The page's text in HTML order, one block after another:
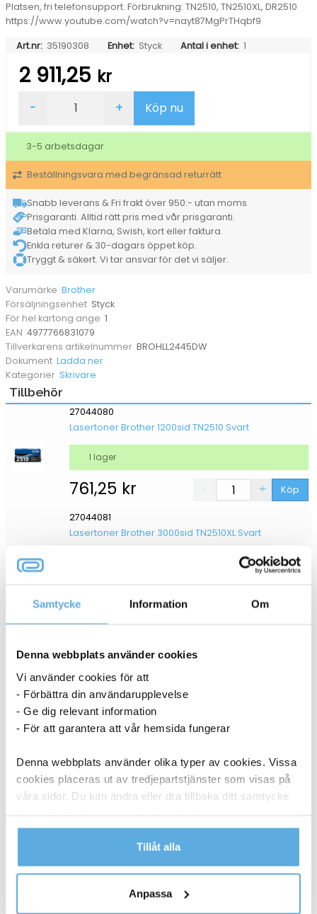
Samtycke Information Om
Denna webbplats använder cookies
Vi använder cookies för att
- Förbättra din användarupplevelse
- Ge dig relevant information
- För att garantera att vår hemsida fungerar
Denna webbplats använder olika typer av cookies. Vissa
cookies placeras ut av tredjepartstjänster som visas på
våra sidor. Du kan ändra eller dra tillbaka ditt samtycke
Läs mer i vår integritetspolicy om vilka vi är, hur du
kontaktar oss och på vilket sätt vi behandlar
Tillåt alla
Anpassa
Platsen, fri telefonsupport. Förbrukning: TN2510, TN2510XL, DR2510
https://www.youtube.com/watch?v=nayt87MgPrTHqbf9
Art.nr: 35190308 Enhet: Styck Antal i enhet: 1
2 911,25 kr
Brother
L2445DW
Mono
mängd
- + Köp nu
3-5 arbetsdagar
Beställningsvara med begränsad returrätt
Snabb leverans & Fri frakt över 950:- utan moms.
Prisgaranti. Alltid rätt pris med vår prisgaranti.
Betala med Klarna, Swish, kort eller faktura.
Enkla returer & 30-dagars öppet köp.
Tryggt & säkert. Vi tar ansvar för det vi säljer.
Varumärke Brother
Försäljningsenhet Styck
För hel kartong ange 1
EAN 4977766831079
Tillverkarens artikelnummer BROHLL2445DW
Dokument Ladda ner
Kategorier Skrivare
Tillbehör
27044080
Lasertoner Brother 1200sid TN2510 Svart
761,25 kr Köp
I lager
27044081
Lasertoner Brother 3000sid TN2510XL Svart
1 348,75 kr
27044082
1 523,75kr
ANDRA KÖPTE OCKSÅ